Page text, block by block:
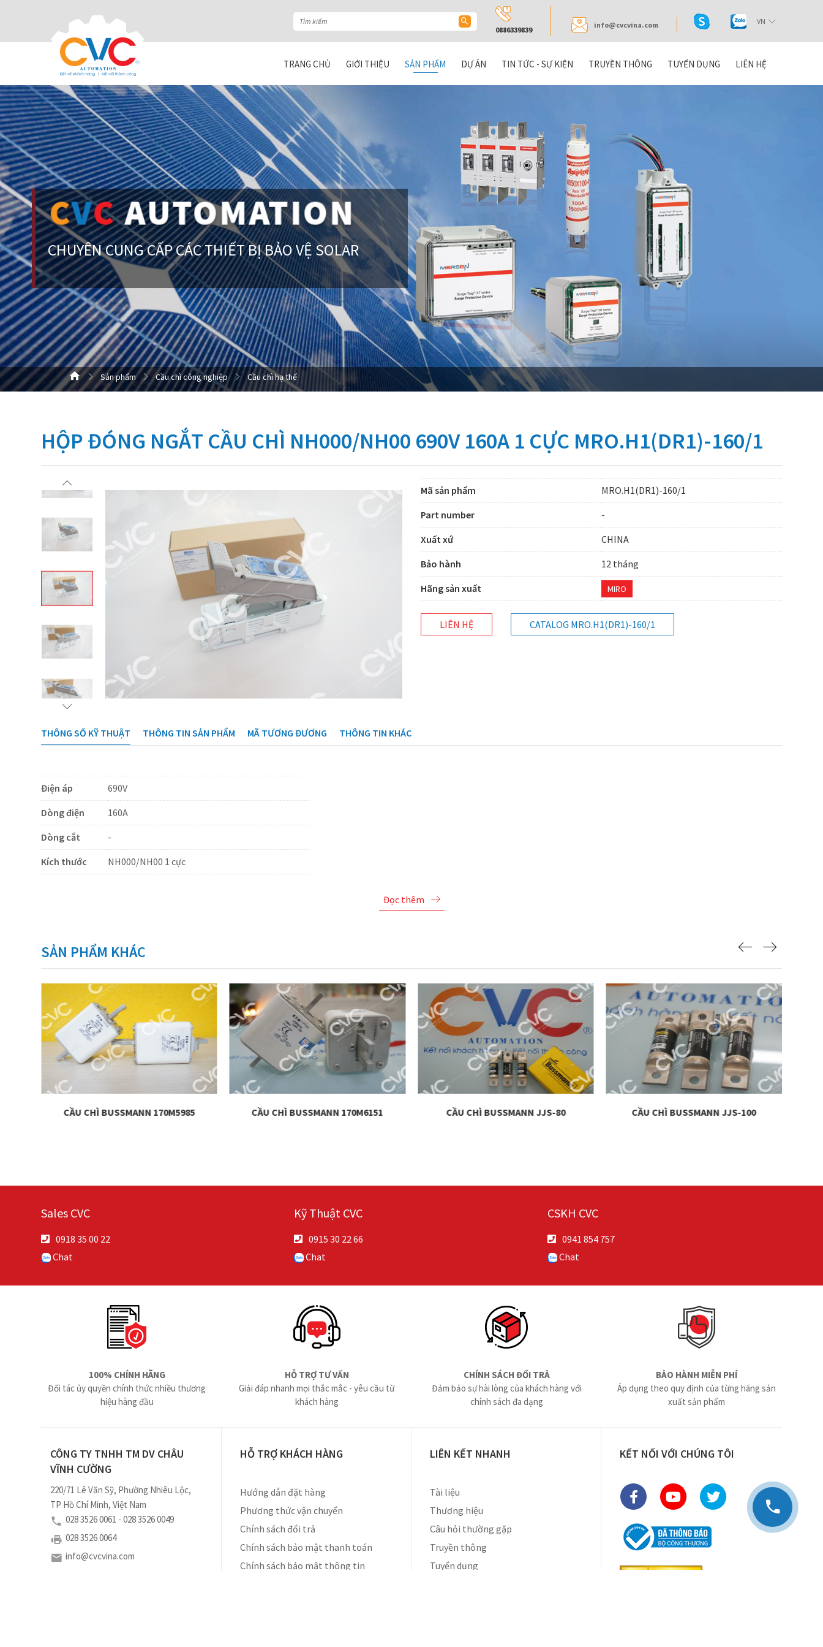
0886339839
info@cvcvina.com VN
TRANG CHỦ GIỚI THIỆU SẢN PHẨM DỰ ÁN TIN TỨC - SỰ KIỆN TRUYỀN THÔNG TUYỂN DỤNG LIÊN HỆ
Sản phẩm Cầu chì công nghiệp Cầu chì hạ thế
HỘP ĐÓNG NGẮT CẦU CHÌ NH000/NH00 690V 160A 1 CỰC MRO.H1(DR1)-160/1
Mã sản phẩm
MRO.H1(DR1)-160/1
Part number
-
Xuất xứ
CHINA
Bảo hành
12 tháng
Hãng sản xuất
MIRO
LIÊN HỆ CATALOG MRO.H1(DR1)-160/1
THÔNG SỐ KỸ THUẬT THÔNG TIN SẢN PHẨM MÃ TƯƠNG ĐƯƠNG THÔNG TIN KHÁC
Điện áp
690V
Dòng điện
160A
Dòng cắt
-
Kích thước
NH000/NH00 1 cực
Đọc thêm
SẢN PHẨM KHÁC
CẦU CHÌ BUSSMANN 170M5985 CẦU CHÌ BUSSMANN 170M6151 CẦU CHÌ BUSSMANN JJS-80 CẦU CHÌ BUSSMANN JJS-100
Sales CVC
0918 35 00 22
Chat
Kỹ Thuật CVC
0915 30 22 66
Chat
CSKH CVC
0941 854 757
Chat
100% CHÍNH HÃNG
Đối tác ủy quyền chính thức nhiều thương
hiệu hàng đầu
HỖ TRỢ TƯ VẤN
Giải đáp nhanh mọi thắc mắc - yêu cầu từ
khách hàng
CHÍNH SÁCH ĐỔI TRẢ
Đảm bảo sự hài lòng của khách hàng với
chính sách đa dạng
BẢO HÀNH MIỄN PHÍ
Áp dụng theo quy định của từng hãng sản
xuất sản phẩm
CÔNG TY TNHH TM DV CHÂU
VĨNH CƯỜNG
220/71 Lê Văn Sỹ, Phường Nhiêu Lộc,
TP Hồ Chí Minh, Việt Nam
028 3526 0061 - 028 3526 0049
028 3526 0064
info@cvcvina.com
HỖ TRỢ KHÁCH HÀNG
Hướng dẫn đặt hàng
Phương thức vận chuyển
Chính sách đổi trả
Chính sách bảo mật thanh toán
Chính sách bảo mật thông tin
LIÊN KẾT NHANH
Tài liệu
Thương hiệu
Câu hỏi thường gặp
Truyền thông
Tuyển dụng
KẾT NỐI VỚI CHÚNG TÔI